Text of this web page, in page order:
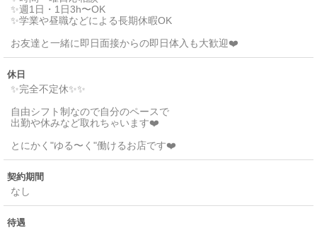
✨週1日・1日3h〜OK
✨学業や昼職などによる長期休暇OK
お友達と一緒に即日面接からの即日体入も大歓迎❤️
休日
✨完全不定休✨✨
自由シフト制なので自分のペースで
出勤や休みなど取れちゃいます❤️
とにかく"ゆる〜く"働けるお店です❤️
契約期間
なし
待遇